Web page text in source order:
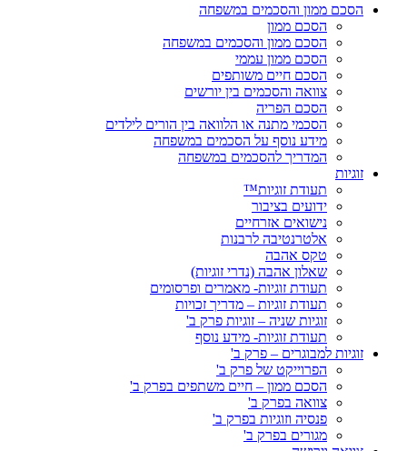
הסכם ממון והסכמים במשפחה
הסכם ממון
הסכם ממון והסכמים במשפחה
הסכם ממון עממי
הסכם חיים משותפים
צוואה והסכמים בין יורשים
הסכם הפריה
הסכמי מתנה או הלוואה בין הורים לילדים
מידע נוסף על הסכמים במשפחה
המדריך להסכמים במשפחה
זוגיות
תעודת זוגיות™
ידועים בציבור
נישואים אזרחיים
אלטרנטיבה לרבנות
טקס אהבה
שאלון אהבה (נדרי זוגיות)
תעודת זוגיות- מאמרים ופרסומים
תעודת זוגיות – מדריך זכויות
זוגיות שניה – זוגיות פרק ב'
תעודת זוגיות- מידע נוסף
זוגיות למבוגרים – פרק ב'
הפרוייקט של פרק ב'
הסכם ממון – חיים משתפים בפרק ב'
צוואה בפרק ב'
פנסיה וזוגיות בפרק ב'
מגורים בפרק ב'